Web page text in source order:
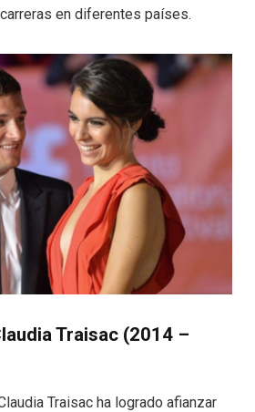
en diferentes países.
Traisac (2014 –
Traisac ha logrado afianzar